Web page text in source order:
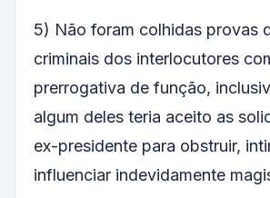
5) Não foram colhidas provas
criminais dos interlocutores
prerrogativa de função,
algum deles teria aceito as
ex-presidente para obstruir,
influenciar indevidamente